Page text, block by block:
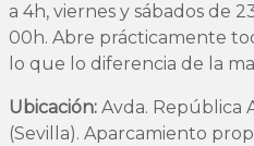
a 4h, viernes y sábados de
00h. Abre prácticamente
lo que lo diferencia de la
Ubicación: Avda. República
(Sevilla). Aparcamiento